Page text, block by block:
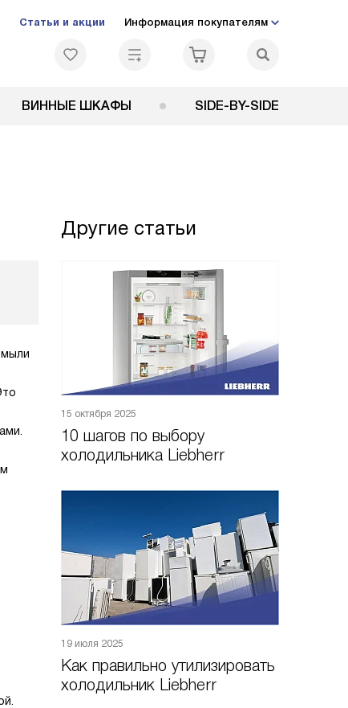
Статьи и акции Информация покупателям
ВИННЫЕ ШКАФЫ SIDE-BY-SIDE
Другие статьи
15 октября 2025
10 шагов по выбору
холодильника Liebherr
19 июля 2025
Как правильно утилизировать
холодильник Liebherr